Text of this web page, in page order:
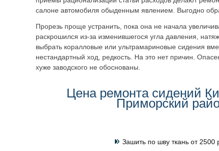
салоне автомобиля обыденным явлением. Выгодно
Прорезь проще устранить, пока она не начала
раскрошился из-за изменившегося угла давления,
выбрать коралловые или ультрамариновые сидения
нестандартный ход, редкость. На это нет причин.
хуже заводского не обоснованы.
Цена ремонта сидений
Приморский
Зашить по шву ткань от 2500